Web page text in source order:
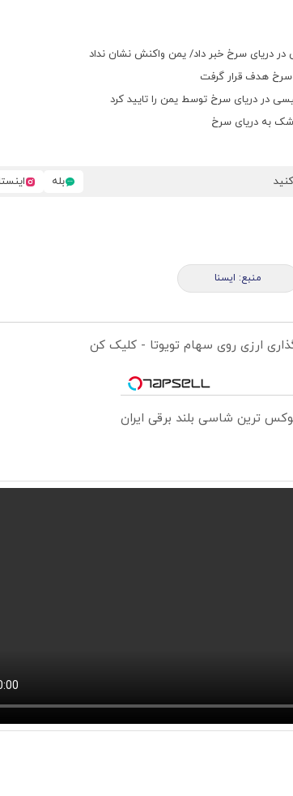
در دریای سرخ خبر داد/ یمن واکنش نشان نداد
در دریای سرخ توسط یمن را تایید کرد
به دریای سرخ
بله
منبع: ايسنا
ارزی روی سهام تویوتا - کلیک کن